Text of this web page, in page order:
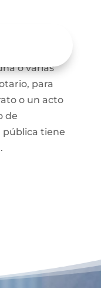
la
o varias
para
o un acto
de
pública tiene